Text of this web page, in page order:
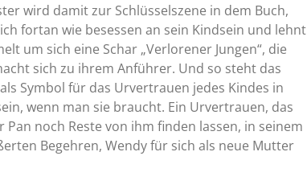
wird damit zur Schlüsselszene in dem Buch,
fortan wie besessen an sein Kindsein und lehnt
um sich eine Schar „Verlorener Jungen“, die
sich zu ihrem Anführer. Und so steht das
Symbol für das Urvertrauen jedes Kindes in
wenn man sie braucht. Ein Urvertrauen, das
noch Reste von ihm finden lassen, in seinem
Begehren, Wendy für sich als neue Mutter